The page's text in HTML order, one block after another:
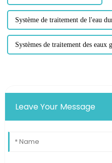
Système de traitement de l'eau
Systèmes de traitement des eaux
Leave Your Message